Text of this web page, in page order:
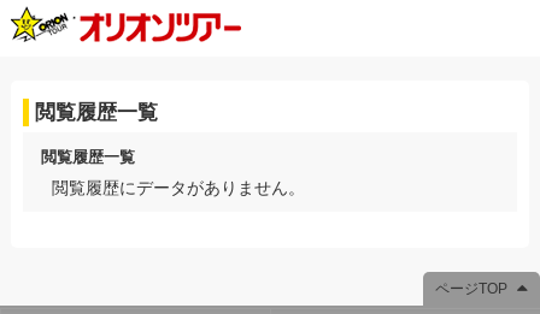
閲覧履歴一覧
閲覧履歴一覧
閲覧履歴にデータがありません。
ページTOP